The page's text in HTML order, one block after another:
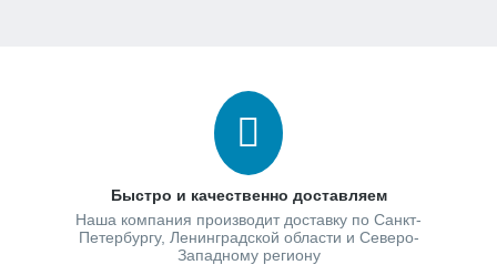
Быстро и качественно доставляем
Наша компания производит доставку по Санкт-
Петербургу, Ленинградской области и Северо-
Западному региону